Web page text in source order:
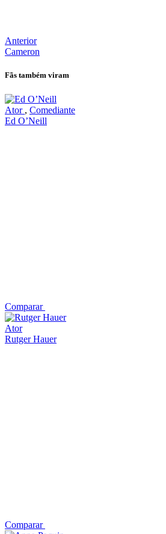
Anterior
Cameron
Fãs também viram
Ator , Comediante
Ed O’Neill
Comparar
Ator
Rutger Hauer
Comparar